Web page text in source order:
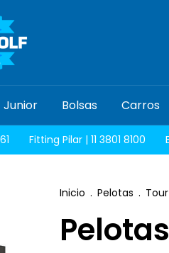
Junior Bolsas Carros
Fitting Pilar | 11 3801 8100
Inicio . Pelotas . Tour
Pelotas